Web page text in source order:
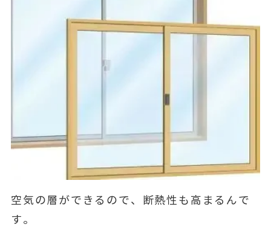
空気の層ができるので、断熱性も高まるんで
す。